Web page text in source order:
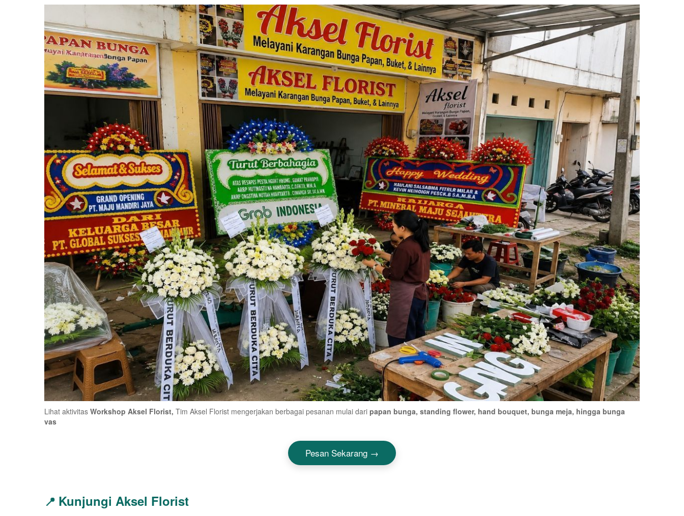
Lihat aktivitas Workshop Aksel Florist, Tim Aksel Florist mengerjakan berbagai pesanan mulai dari papan bunga, standing flower, hand bouquet, bunga meja, hingga bunga
vas
Pesan Sekarang →
📍 Kunjungi Aksel Florist